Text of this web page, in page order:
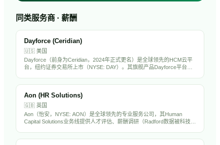
同类服务商 · 薪酬
Dayforce (Ceridian)
🇺🇸 美国
Dayforce（前身为Ceridian，2024年正式更名）是全球领先的HCM云平
台，纽约证券交易所上市（NYSE: DAY）。其旗舰产品Dayforce平台整
Aon (HR Solutions)
🇬🇧 英国
Aon（怡安，NYSE: AON）是全球领先的专业服务公司，其Human
Capital Solutions业务线提供人才评估、薪酬调研（Radford数据被科技行